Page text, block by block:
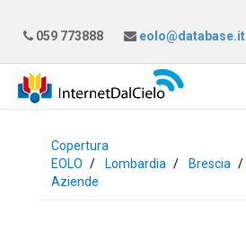
059 773888 eolo@database.it
Copertura
EOLO
Lombardia Brescia
Aziende